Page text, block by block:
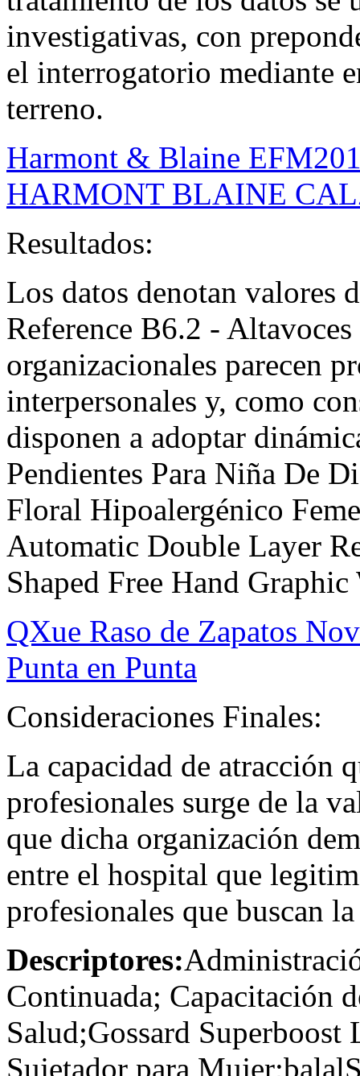
investigativas, con
el interrogatorio mediante
terreno.
Harmont & Blaine
HARMONT BLAINE
Resultados:
Los datos denotan valores
Reference B6.2 -
organizacionales parecen
interpersonales y, como
disponen a adoptar
Pendientes Para Niña De
Floral Hipoalergénico
Automatic Double Layer
Shaped Free Hand
QXue Raso de Zapatos
Punta en Punta
Consideraciones Finales:
La capacidad de atracción
profesionales surge de la
que dicha organización
entre el hospital que
profesionales que buscan
Descriptores:
Continuada; Capacitación
Salud;Gossard Superboost
Sujetador para